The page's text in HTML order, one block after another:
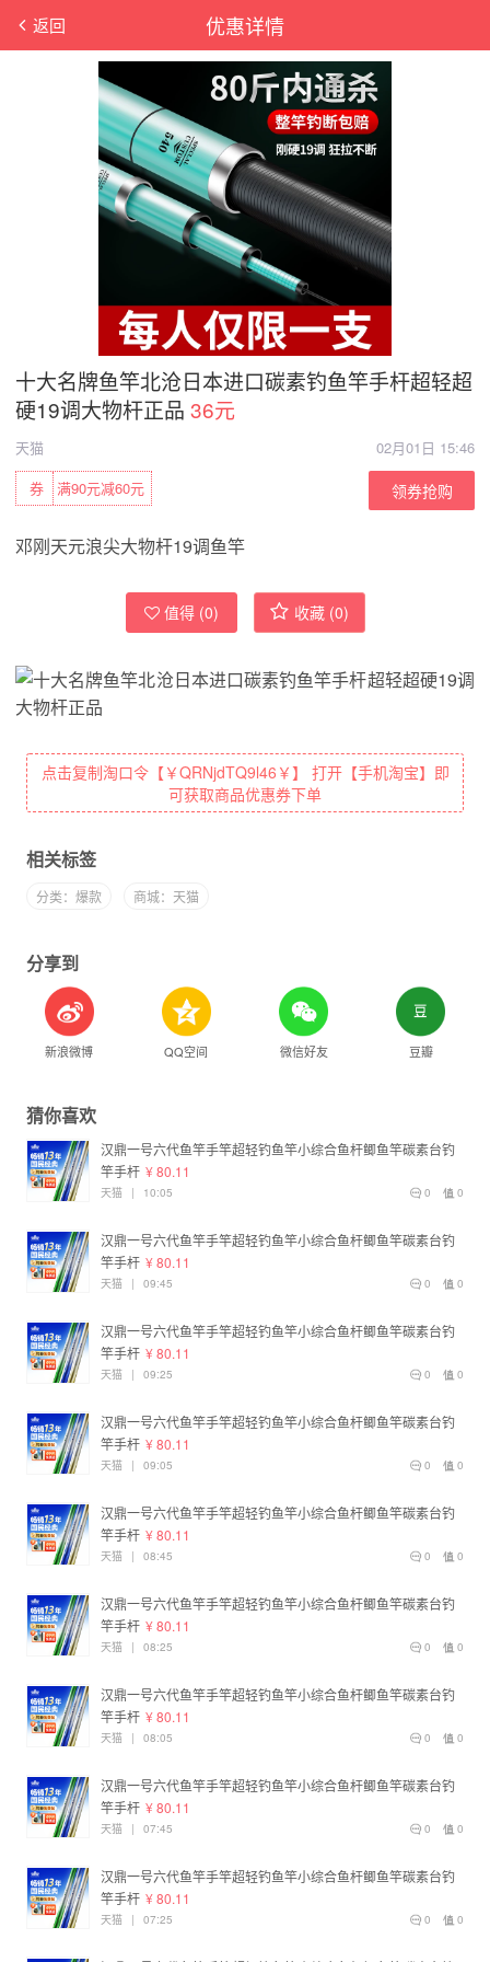
优惠详情
返回
十大名牌鱼竿北沧日本进口碳素钓鱼竿手杆超轻超
硬19调大物杆正品 36元
天猫
02月01日 15:46
满90元减60元
券 领券抢购
邓刚天元浪尖大物杆19调鱼竿
值得 (0) 收藏 (0)
点击复制淘口令【￥QRNjdTQ9l46￥】 打开【手机淘宝】即
可获取商品优惠券下单
相关标签
分类：爆款 商城：天猫
分享到
新浪微博 QQ空间 微信好友 豆瓣
猜你喜欢
汉鼎一号六代鱼竿手竿超轻钓鱼竿小综合鱼杆鲫鱼竿碳素台钓
竿手杆 ¥ 80.11
0
0
天猫 | 10:05
汉鼎一号六代鱼竿手竿超轻钓鱼竿小综合鱼杆鲫鱼竿碳素台钓
竿手杆 ¥ 80.11
0
0
天猫 | 09:45
汉鼎一号六代鱼竿手竿超轻钓鱼竿小综合鱼杆鲫鱼竿碳素台钓
竿手杆 ¥ 80.11
0
0
天猫 | 09:25
汉鼎一号六代鱼竿手竿超轻钓鱼竿小综合鱼杆鲫鱼竿碳素台钓
竿手杆 ¥ 80.11
0
0
天猫 | 09:05
汉鼎一号六代鱼竿手竿超轻钓鱼竿小综合鱼杆鲫鱼竿碳素台钓
竿手杆 ¥ 80.11
0
0
天猫 | 08:45
汉鼎一号六代鱼竿手竿超轻钓鱼竿小综合鱼杆鲫鱼竿碳素台钓
竿手杆 ¥ 80.11
0
0
天猫 | 08:25
汉鼎一号六代鱼竿手竿超轻钓鱼竿小综合鱼杆鲫鱼竿碳素台钓
竿手杆 ¥ 80.11
0
0
天猫 | 08:05
汉鼎一号六代鱼竿手竿超轻钓鱼竿小综合鱼杆鲫鱼竿碳素台钓
竿手杆 ¥ 80.11
0
0
天猫 | 07:45
汉鼎一号六代鱼竿手竿超轻钓鱼竿小综合鱼杆鲫鱼竿碳素台钓
竿手杆 ¥ 80.11
0
0
天猫 | 07:25